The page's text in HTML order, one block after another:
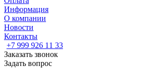
Информация
О компании
Новости
Контакты
+7 999 926 11 33
Заказать звонок
Задать вопрос